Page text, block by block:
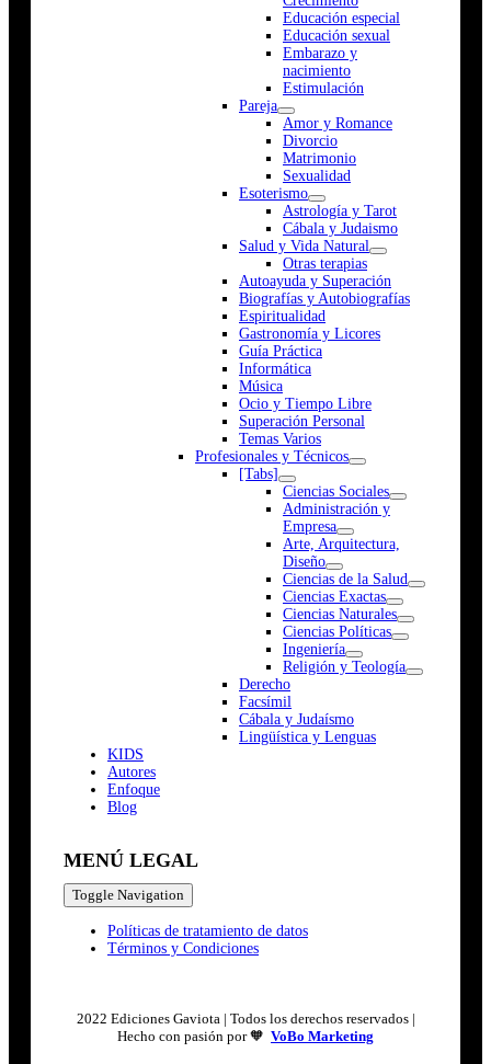
Educación especial
Educación sexual
Embarazo y
nacimiento
Estimulación
Pareja
Amor y Romance
Divorcio
Matrimonio
Sexualidad
Esoterismo
Astrología y Tarot
Cábala y Judaismo
Salud y Vida Natural
Otras terapias
Autoayuda y Superación
Biografías y Autobiografías
Espiritualidad
Gastronomía y Licores
Guía Práctica
Informática
Música
Ocio y Tiempo Libre
Superación Personal
Temas Varios
Profesionales y Técnicos
[Tabs]
Ciencias Sociales
Administración y
Empresa
Arte, Arquitectura,
Diseño
Ciencias de la Salud
Ciencias Exactas
Ciencias Naturales
Ciencias Políticas
Ingeniería
Religión y Teología
Derecho
Facsímil
Cábala y Judaísmo
Lingüística y Lenguas
KIDS
Autores
Enfoque
Blog
MENÚ LEGAL
Toggle Navigation
Políticas de tratamiento de datos
Términos y Condiciones
2022 Ediciones Gaviota | Todos los derechos reservados |
Hecho con pasión por 🧡 VoBo Marketing